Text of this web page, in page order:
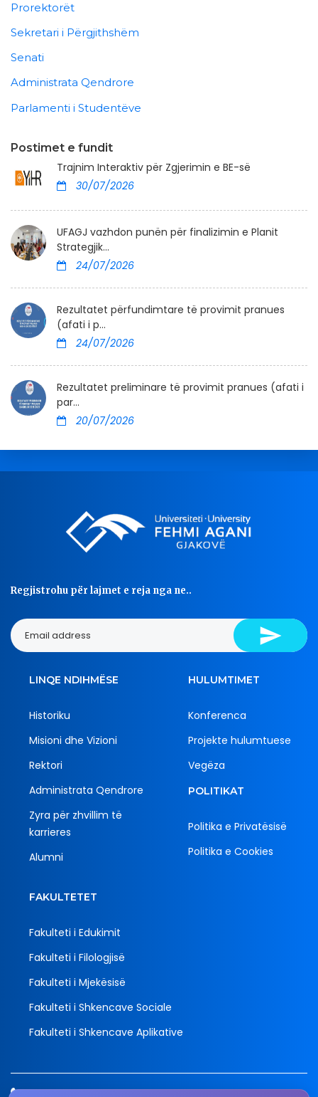
Prorektorët
Sekretari i Përgjithshëm
Senati
Administrata Qendrore
Parlamenti i Studentëve
Postimet e fundit
Trajnim Interaktiv për Zgjerimin e BE-së
30/07/2026
UFAGJ vazhdon punën për finalizimin e Planit
Strategjik...
24/07/2026
Rezultatet përfundimtare të provimit pranues
(afati i p...
24/07/2026
Rezultatet preliminare të provimit pranues (afati i
par...
20/07/2026
Regjistrohu për lajmet e reja nga ne..
LINQE NDIHMËSE
Historiku
Misioni dhe Vizioni
Rektori
Administrata Qendrore
Zyra për zhvillim të
karrieres
Alumni
HULUMTIMET
Konferenca
Projekte hulumtuese
Vegëza
POLITIKAT
Politika e Privatësisë
Politika e Cookies
FAKULTETET
Fakulteti i Edukimit
Fakulteti i Filologjisë
Fakulteti i Mjekësisë
Fakulteti i Shkencave Sociale
Fakulteti i Shkencave Aplikative